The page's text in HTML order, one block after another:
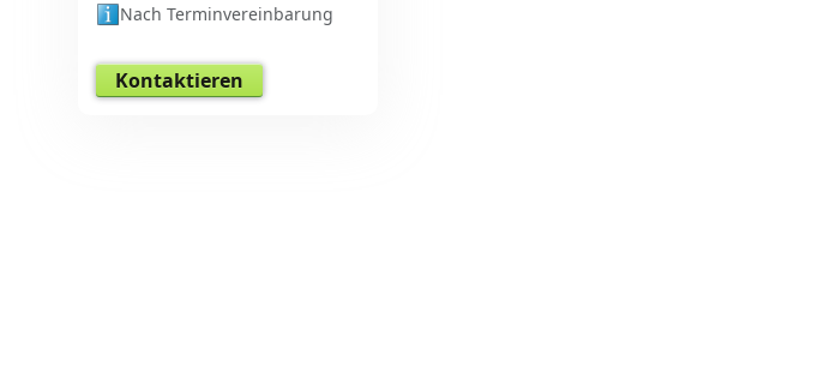
Nach Terminvereinbarung
Kontaktieren